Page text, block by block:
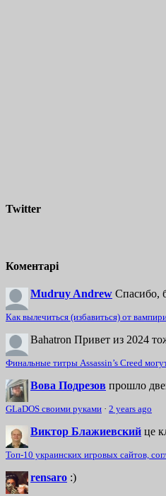
Twitter
Коментарі
Mudruy Andrew Спасибо,
Как вылечиться (избавиться) от
Bahatron Привет из 2024
Финальные титры Assassin’s Creed
Вова Подрезов прошло
GLaDOS своими руками · 2 years ago
Виктор Блажиевский це
Топ-10 украинских игровых сайтов,
rensaro :)